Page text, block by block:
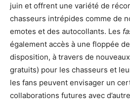
juin et offrent une variété de
chasseurs intrépides comme de
emotes et des autocollants. Les
également accès à une floppée
disposition, à travers de
gratuits) pour les chasseurs et
les fans peuvent envisager un
collaborations futures avec